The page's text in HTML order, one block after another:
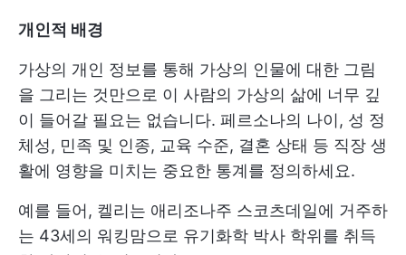
개인적 배경
가상의 개인 정보를 통해 가상의 인물에 대한 그림
을 그리는 것만으로 이 사람의 가상의 삶에 너무 깊
이 들어갈 필요는 없습니다. 페르소나의 나이, 성 정
체성, 민족 및 인종, 교육 수준, 결혼 상태 등 직장 생
활에 영향을 미치는 중요한 통계를 정의하세요.
예를 들어, 켈리는 애리조나주 스코츠데일에 거주하
는 43세의 워킹맘으로 유기화학 박사 학위를 취득